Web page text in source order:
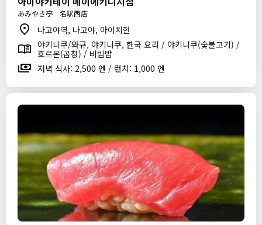
あみやき亭 名駅西店
나고야역, 나고야, 아이치현
야키니쿠/와규, 야키니쿠, 한국 요리 / 야키니쿠(숯불고기) /
호르몬(곱창) / 비빔밥
저녁 식사: 2,500 엔 / 런치: 1,000 엔